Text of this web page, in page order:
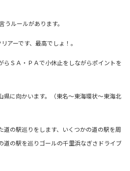
ルールがあります。
アーです、最高でしょ！。
らＳＡ・ＰＡで小休止をしながらポイントを
県に向かいます。（東名～東海環状～東海北
道の駅巡りをします、いくつかの道の駅を周
道の駅を巡りゴールの千里浜なぎさドライブ